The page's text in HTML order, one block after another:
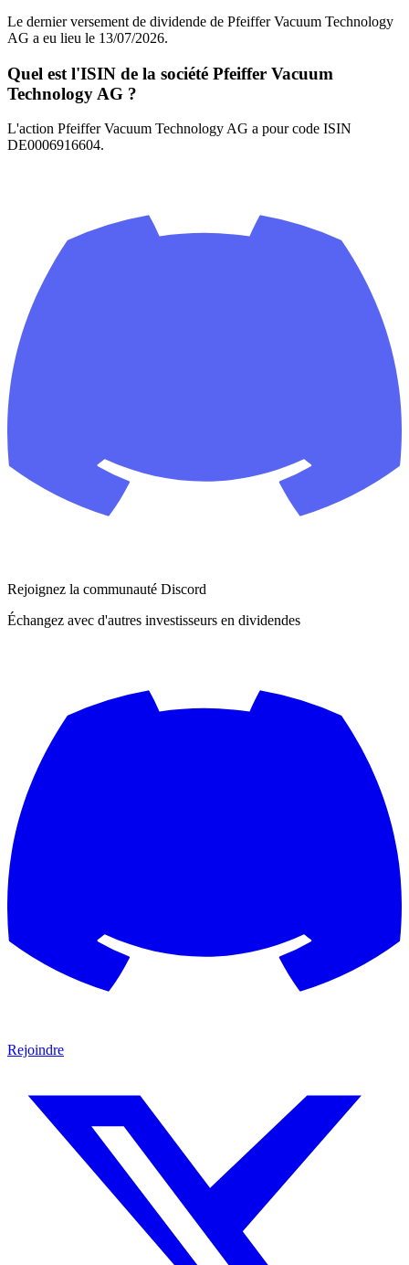
Le dernier versement de dividende de Pfeiffer Vacuum Technology
AG a eu lieu le 13/07/2026.
Quel est l'ISIN de la société Pfeiffer Vacuum
Technology AG ?
L'action Pfeiffer Vacuum Technology AG a pour code ISIN
DE0006916604.
Rejoignez la communauté Discord
Échangez avec d'autres investisseurs en dividendes
Rejoindre